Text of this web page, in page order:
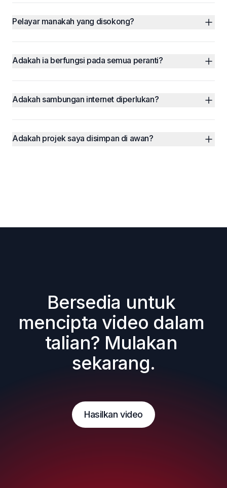
Pelayar manakah yang disokong?
Adakah ia berfungsi pada semua peranti?
Adakah sambungan internet diperlukan?
Adakah projek saya disimpan di awan?
Bersedia untuk
mencipta video dalam
talian? Mulakan
sekarang.
Hasilkan video